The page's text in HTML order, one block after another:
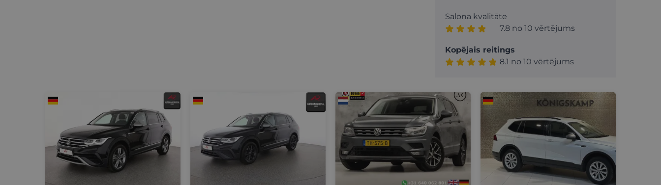
Salona kvalitāte
7.8 no 10 vērtējums
Kopējais reitings
8.1 no 10 vērtējums